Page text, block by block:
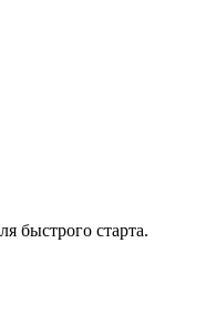
быстрого старта.